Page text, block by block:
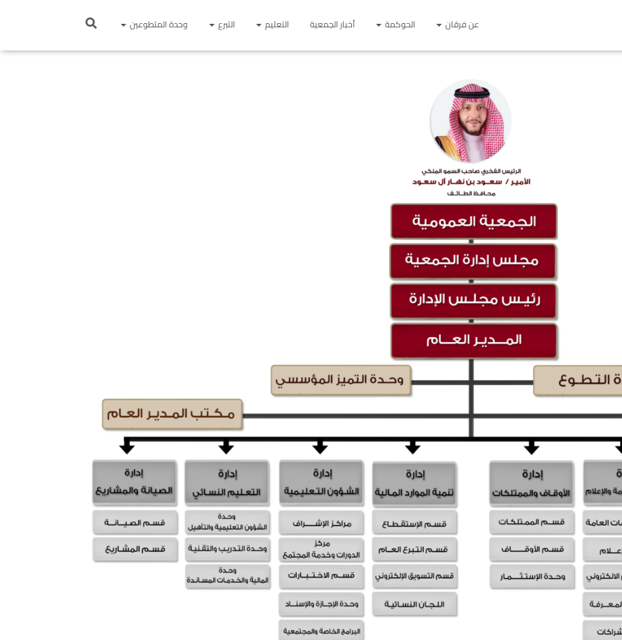
عن فرقان الحوكمة أخبار الجمعية التعليم التبرع وحدة المتطوعين